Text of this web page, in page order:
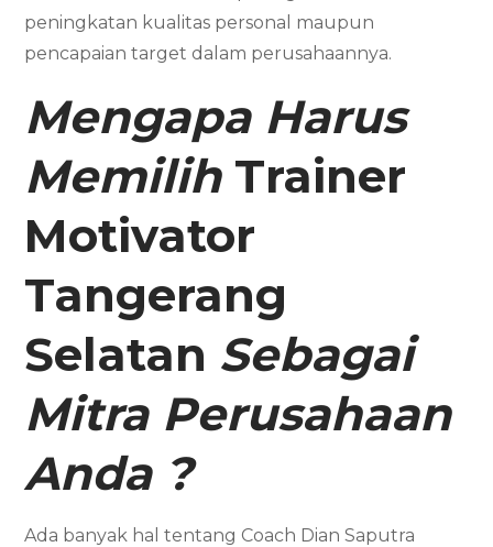
peningkatan kualitas personal maupun
pencapaian target dalam perusahaannya.
Mengapa Harus
Memilih Trainer
Motivator
Tangerang
Selatan Sebagai
Mitra Perusahaan
Anda?
Ada banyak hal tentang Coach Dian Saputra